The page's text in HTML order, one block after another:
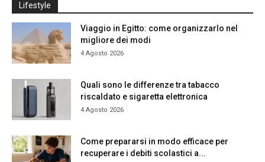
Lifestyle
Viaggio in Egitto: come organizzarlo nel
migliore dei modi
4 Agosto 2026
Quali sono le differenze tra tabacco
riscaldato e sigaretta elettronica
4 Agosto 2026
Come prepararsi in modo efficace per
recuperare i debiti scolastici a...